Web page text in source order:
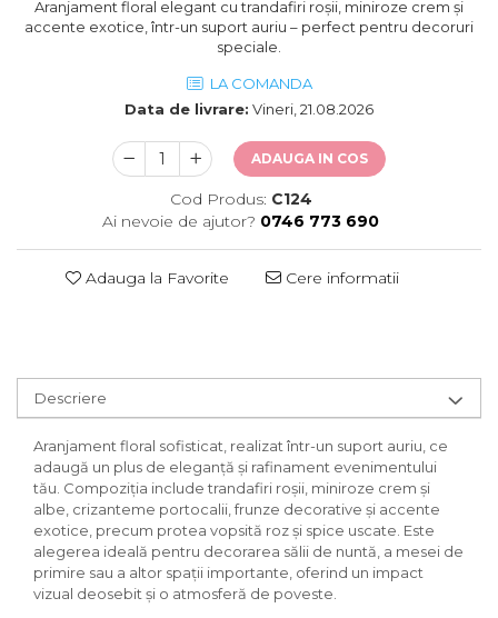
Aranjament floral elegant cu trandafiri roșii, miniroze crem și
accente exotice, într-un suport auriu – perfect pentru decoruri
speciale.
LA COMANDA
Data de livrare: Vineri, 21.08.2026
ADAUGA IN COS
Cod Produs: C124
Ai nevoie de ajutor? 0746 773 690
Adauga la Favorite Cere informatii
Descriere
Aranjament floral sofisticat, realizat într-un suport auriu, ce
adaugă un plus de eleganță și rafinament evenimentului
tău. Compoziția include trandafiri roșii, miniroze crem și
albe, crizanteme portocalii, frunze decorative și accente
exotice, precum protea vopsită roz și spice uscate. Este
alegerea ideală pentru decorarea sălii de nuntă, a mesei de
primire sau a altor spații importante, oferind un impact
vizual deosebit și o atmosferă de poveste.